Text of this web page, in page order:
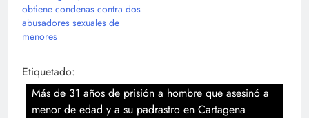
obtiene condenas contra dos
abusadores sexuales de
menores
Etiquetado:
Más de 31 años de prisión a hombre que asesinó a
menor de edad y a su padrastro en Cartagena